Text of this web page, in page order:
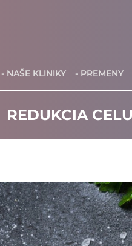
- NAŠE KLINIKY - PREMENY
REDUKCIA